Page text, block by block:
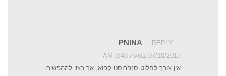
PNINA
REPLY
07/10/2017 בשעה 8:48 AM
אין צורך לחלוט סנפרוסט קפוא, אך רצוי לההפשירו